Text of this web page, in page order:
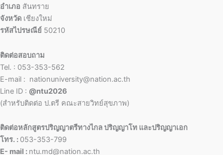
อำเภอ สันทราย
จังหวัด เชียงใหม่
รหัสไปรษณีย์ 50210
ติดต่อสอบถาม
Tel. : 053-353-562
E-mail : nationuniversity@nation.ac.th
Line ID : @ntu2026
(สำหรับติดต่อ ป.ตรี คณะสายวิทย์สุขภาพ)
ติดต่อหลักสูตรปริญญาตรีทางไกล ปริญญาโท และปริญญาเอก
โทร. : 053-353-799
E- mail : ntu.md@nation.ac.th